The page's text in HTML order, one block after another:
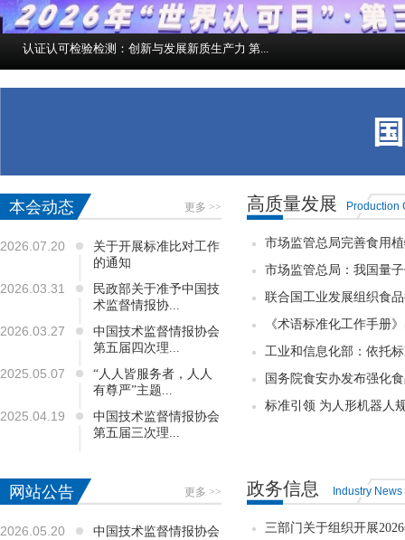
脚踏实地 开拓创新 加力推动 “十五五”市场...
光伏添彩 赋能未来
市场监管总局今年以来工业产品质量安全监管 ...
“房屋建筑机器人——油漆大师比拼赛x武林大...
本会动态 更多 >>
2026.07.20
关于开展标准比对工作
的通知
2026.03.31
民政部关于准予中国技
术监督情报协...
2026.03.27
中国技术监督情报协会
第五届四次理...
2025.05.07
“人人皆服务者，人人
有尊严”主题...
2025.04.19
中国技术监督情报协会
第五届三次理...
高质量发展 Production
市场监管总局完善食用
市场监管总局：我国量
联合国工业发展组织食
《术语标准化工作手册
工业和信息化部：依托
国务院食安办发布强化
标准引领 为人形机器人
网站公告 更多 >>
2026.05.20
中国技术监督情报协会
政务信息 Industry News
三部门关于组织开展